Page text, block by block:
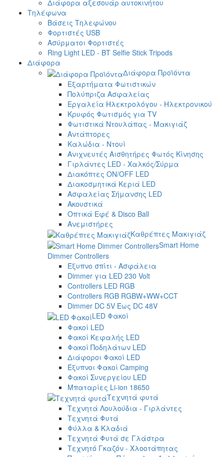
Διάφορα αξεσουάρ αυτοκινήτου
Τηλέφωνα
Βάσεις Τηλεφώνου
Φορτιστές USB
Ασύρματοι Φορτιστές
Ring Light LED - BT Selfie Stick Tripods
Διάφορα
Διάφορα Προϊόντα
Εξαρτήματα Φωτιστικών
Πολύπριζα Ασφαλείας
Εργαλεία Ηλεκτρολόγου - Ηλεκτρονικού
Κρυφός Φωτισμός για TV
Φωτιστικά Ντουλάπας - Μακιγιάζ
Αντάπτορες
Καλώδια - Ντουί
Ανιχνευτές Αισθητήρες Φωτός Κίνησης
Γιρλάντες LED - Χαλκός/Σύρμα
Διακόπτες ON/OFF LED
Διακοσμητικά Κεριά LED
Ασφαλείας Σήμανσης LED
Ακουστικά
Οπτικά Εφέ & Disco Ball
Ανεμιστήρες
Καθρέπτες Μακιγιάζ
Smart Home
Dimmer Controllers
Έξυπνο σπίτι - Ασφάλεια
Dimmer για LED 230 Volt
Controllers LED RGB
Controllers RGB RGBW+WW+CCT
Dimmer DC 5V Έως DC 48V
LED Φακοί
Φακοί LED
Φακοί Κεφαλής LED
Φακοί Ποδηλάτων LED
Διάφοροι Φακοί LED
Έξυπνοι Φακοί Camping
Φακοί Συνεργείου LED
Μπαταρίες Li-ion 18650
Τεχνητά φυτά
Τεχνητά Λουλούδια - Γιρλάντες
Τεχνητά Φυτά
Φύλλα & Κλαδιά
Τεχνητά Φυτά σε Γλάστρα
Τεχνητό Γκαζόν - Χλοοτάπητας